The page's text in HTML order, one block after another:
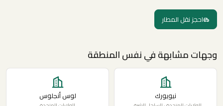
احجز نقل المطار
وجهات مشابهة في نفس المنطقة
نيويورك لوس أنجلوس